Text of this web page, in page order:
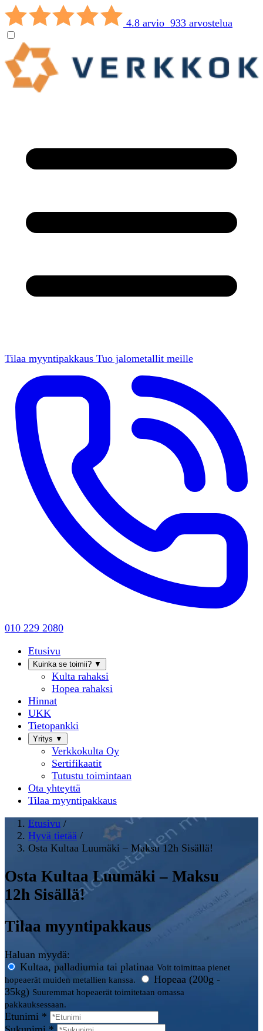
4.8 arvio 933 arvostelua
Tilaa myyntipakkaus Tuo jalometallit meille
010 229 2080
Etusivu
Kuinka se toimii? ▼
Kulta rahaksi
Hopea rahaksi
Hinnat
UKK
Tietopankki
Yritys ▼
Verkkokulta Oy
Sertifikaatit
Tutustu toimintaan
Ota yhteyttä
Tilaa myyntipakkaus
Etusivu /
Hyvä tietää /
Osta Kultaa Luumäki – Maksu 12h Sisällä!
Osta Kultaa Luumäki – Maksu
12h Sisällä!
Tilaa myyntipakkaus
Haluan myydä:
Kultaa, palladiumia tai platinaa Voit toimittaa pienet
hopeaerät muiden metallien kanssa.
Hopeaa (200g -
35kg) Suuremmat hopeaerät toimitetaan omassa
pakkauksessaan.
Etunimi *